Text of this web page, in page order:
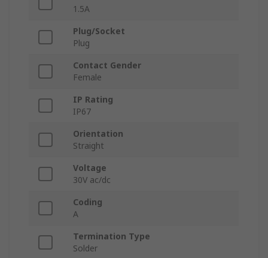
1.5A
Plug/Socket
Plug
Contact Gender
Female
IP Rating
IP67
Orientation
Straight
Voltage
30V ac/dc
Coding
A
Termination Type
Solder